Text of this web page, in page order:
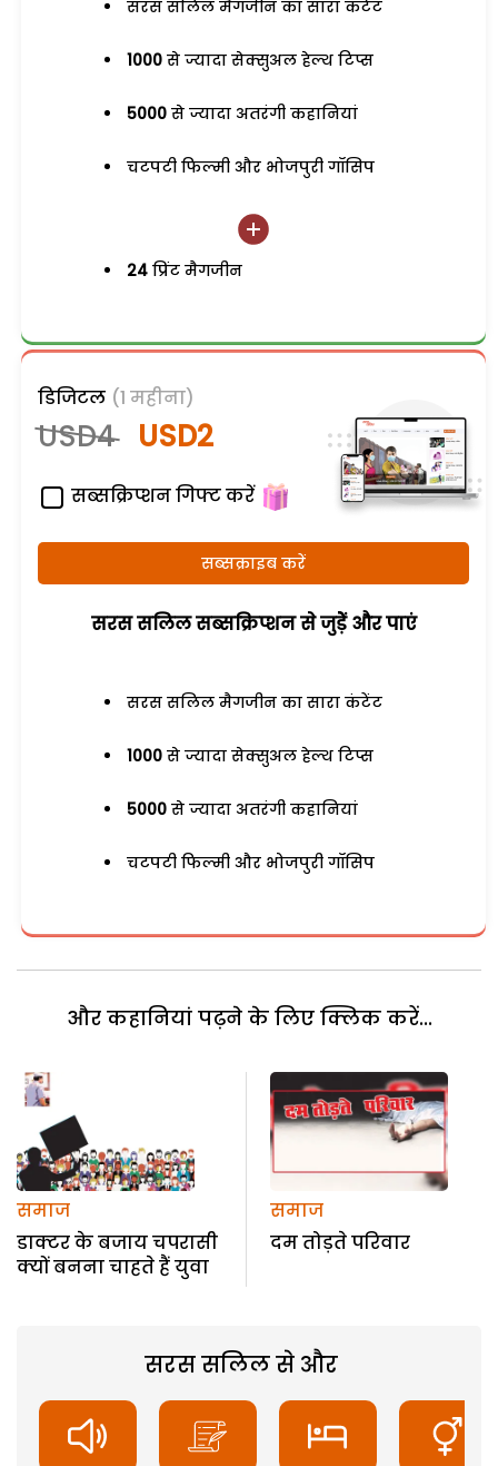
सरस सलिल मैगजीन का सारा कंटेंट
1000 से ज्यादा सेक्सुअल हेल्थ टिप्स
5000 से ज्यादा अतरंगी कहानियां
चटपटी फिल्मी और भोजपुरी गॉसिप
24 प्रिंट मैगजीन
डिजिटल (1 महीना)
USD4 USD2
सब्सक्रिप्शन गिफ्ट करें
सब्सक्राइब करें
सरस सलिल सब्सक्रिप्शन से जुड़ेें और पाएं
सरस सलिल मैगजीन का सारा कंटेंट
1000 से ज्यादा सेक्सुअल हेल्थ टिप्स
5000 से ज्यादा अतरंगी कहानियां
चटपटी फिल्मी और भोजपुरी गॉसिप
और कहानियां पढ़ने के लिए क्लिक करें...
समाज
डाक्टर के बजाय चपरासी
क्यों बनना चाहते हैं युवा
समाज
दम तोड़ते परिवार
सरस सलिल से और